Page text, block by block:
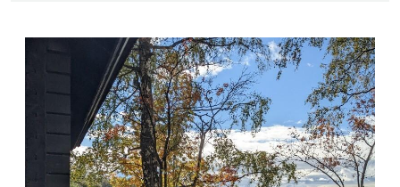
Saunatalo on avoinna
myös helatorstaina
-Naisten päivät ovat maanantai ja
torstai